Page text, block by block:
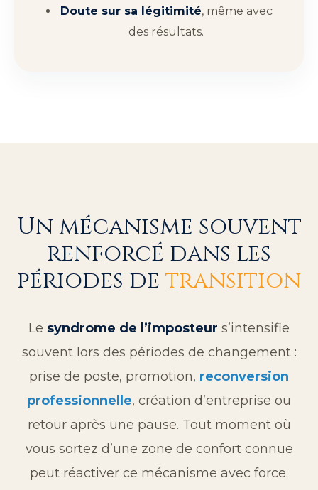
Doute sur sa légitimité, même avec
des résultats.
Un mécanisme souvent
renforcé dans les
périodes de transition
Le syndrome de l’imposteur s’intensifie
souvent lors des périodes de changement :
prise de poste, promotion, reconversion
professionnelle, création d’entreprise ou
retour après une pause. Tout moment où
vous sortez d’une zone de confort connue
peut réactiver ce mécanisme avec force.